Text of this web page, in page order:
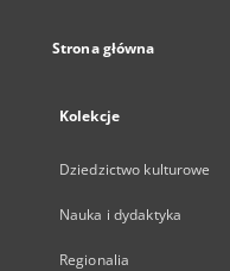
Strona główna
Kolekcje
Dziedzictwo kulturowe
Nauka i dydaktyka
Regionalia